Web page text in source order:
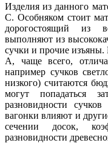
Изделия из данного
С. Особняком стоит
дорогостоящий из
выполняют из
сучки и прочие
А, чаще всего,
например сучков
низкого) считаются
могут попадаться
разновидности
вагонки влияют и
сечении досок,
разновидности